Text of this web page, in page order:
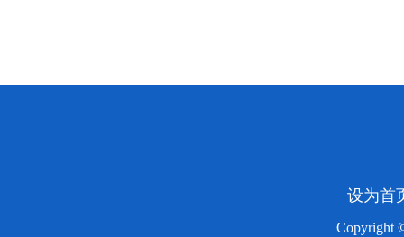
设为首
Copyright